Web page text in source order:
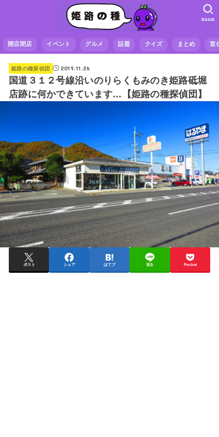
開店閉店 イベント グルメ 話題 クイズ まとめ 宣
SEARCH
姫路の種探偵団 2019.11.26
国道３１２号線沿いのりらくもみのき姫路砥堀
店跡に何かできています…【姫路の種探偵団】
ポスト シェア はてブ 送る Pocket